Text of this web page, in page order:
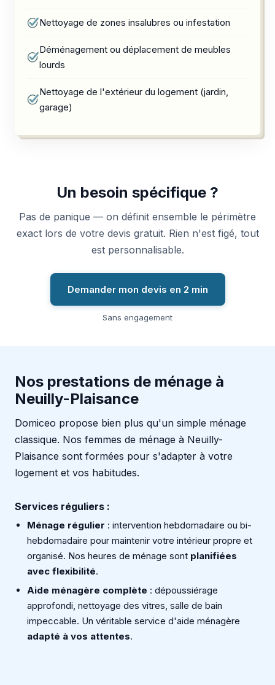
Nettoyage de zones insalubres ou infestation
Déménagement ou déplacement de meubles
lourds
Nettoyage de l'extérieur du logement (jardin,
garage)
Un besoin spécifique ?
Pas de panique — on définit ensemble le périmètre
exact lors de votre devis gratuit. Rien n'est figé, tout
est personnalisable.
Demander mon devis en 2 min
Sans engagement
Nos prestations de ménage à
Neuilly-Plaisance
Domiceo propose bien plus qu'un simple ménage
classique. Nos femmes de ménage à Neuilly-
Plaisance sont formées pour s'adapter à votre
logement et vos habitudes.
Services réguliers :
Ménage régulier : intervention hebdomadaire ou bi-
hebdomadaire pour maintenir votre intérieur propre et
organisé. Nos heures de ménage sont planifiées
avec flexibilité.
Aide ménagère complète : dépoussiérage
approfondi, nettoyage des vitres, salle de bain
impeccable. Un véritable service d'aide ménagère
adapté à vos attentes.